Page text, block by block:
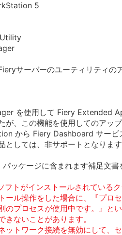
5
サーバーのユーティリティの
を使用して Fiery Extended
が、この機能を使用してのアッ
から Fiery Dashboard サービ
としては、非サポートとなりま
ッケージに含まれます補足文
フトがインストールされている
ール操作をした場合に、『プロ
のプロセスが使用中です。』と
ないことがあります。
ットワーク接続を無効にして、